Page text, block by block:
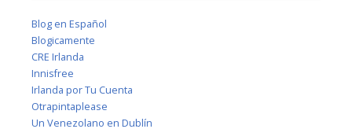
Blog en Español
Blogicamente
CRE Irlanda
Innisfree
Irlanda por Tu Cuenta
Otrapintaplease
Un Venezolano en Dublín